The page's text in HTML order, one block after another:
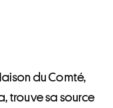
du Comté,
trouve sa source